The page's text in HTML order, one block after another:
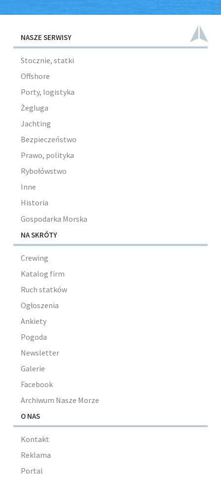
NASZE SERWISY
Stocznie, statki
Offshore
Porty, logistyka
Żegluga
Jachting
Bezpieczeństwo
Prawo, polityka
Rybołówstwo
Inne
Historia
Gospodarka Morska
NA SKRÓTY
Crewing
Katalog firm
Ruch statków
Ogłoszenia
Ankiety
Pogoda
Newsletter
Galerie
Facebook
Archiwum Nasze Morze
O NAS
Kontakt
Reklama
Portal